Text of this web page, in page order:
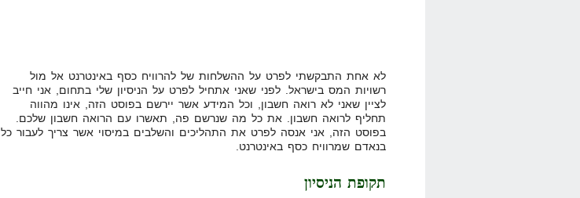
לא אחת התבקשתי לפרט על ההשלחות של להרוויח כסף באינטרנט אל מול
רשויות המס בישראל. לפני שאני אתחיל לפרט על הניסיון שלי בתחום, אני חייב
לציין שאני לא רואה חשבון, וכל המידע אשר יירשם בפוסט הזה, אינו מהווה
תחליף לרואה חשבון. את כל מה שנרשם פה, תאשרו עם הרואה חשבון שלכם.
בפוסט הזה, אני אנסה לפרט את התהליכים והשלבים במיסוי אשר צריך לעבור כל
בנאדם שמרוויח כסף באינטרנט.
תקופת הניסיון